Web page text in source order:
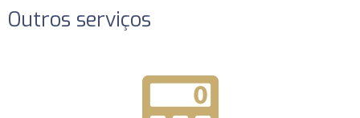
Outros serviços